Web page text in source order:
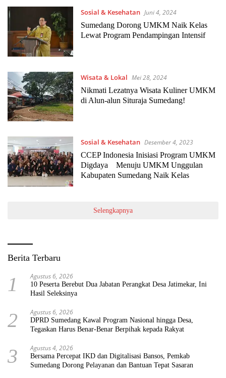
Sosial & Kesehatan Juni 4, 2024
Sumedang Dorong UMKM Naik Kelas
Lewat Program Pendampingan Intensif
Wisata & Lokal Mei 28, 2024
Nikmati Lezatnya Wisata Kuliner UMKM
di Alun-alun Situraja Sumedang!
Sosial & Kesehatan Desember 4, 2023
CCEP Indonesia Inisiasi Program UMKM
Digdaya Menuju UMKM Unggulan
Kabupaten Sumedang Naik Kelas
Selengkapnya
Berita Terbaru
1 Agustus 6, 2026
10 Peserta Berebut Dua Jabatan Perangkat Desa Jatimekar, Ini
Hasil Seleksinya
2 Agustus 6, 2026
DPRD Sumedang Kawal Program Nasional hingga Desa,
Tegaskan Harus Benar-Benar Berpihak kepada Rakyat
3 Agustus 4, 2026
Bersama Percepat IKD dan Digitalisasi Bansos, Pemkab
Sumedang Dorong Pelayanan dan Bantuan Tepat Sasaran